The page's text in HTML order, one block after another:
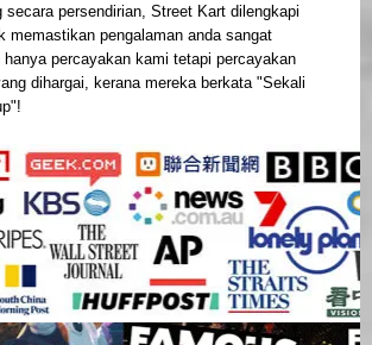
secara persendirian, Street Kart dilengkapi
memastikan pengalaman anda sangat
percayakan kami tetapi percayakan
dihargai, kerana mereka berkata "Sekali